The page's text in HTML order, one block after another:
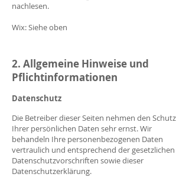
nachlesen.
Wix: Siehe oben
2. Allgemeine Hinweise und
Pflichtinformationen
Datenschutz
Die Betreiber dieser Seiten nehmen den Schutz
Ihrer persönlichen Daten sehr ernst. Wir
behandeln Ihre personenbezogenen Daten
vertraulich und entsprechend der gesetzlichen
Datenschutzvorschriften sowie dieser
Datenschutzerklärung.